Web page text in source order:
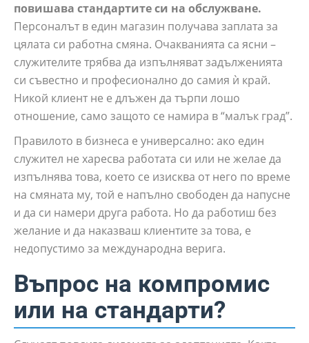
повишава стандартите си на обслужване.
Персоналът в един магазин получава заплата за
цялата си работна смяна. Очакванията са ясни –
служителите трябва да изпълняват задълженията
си съвестно и професионално до самия ѝ край.
Никой клиент не е длъжен да търпи лошо
отношение, само защото се намира в “малък град”.
Правилото в бизнеса е универсално: ако един
служител не харесва работата си или не желае да
изпълнява това, което се изисква от него по време
на смяната му, той е напълно свободен да напусне
и да си намери друга работа. Но да работиш без
желание и да наказваш клиентите за това, е
недопустимо за международна верига.
Въпрос на компромис
или на стандарти?